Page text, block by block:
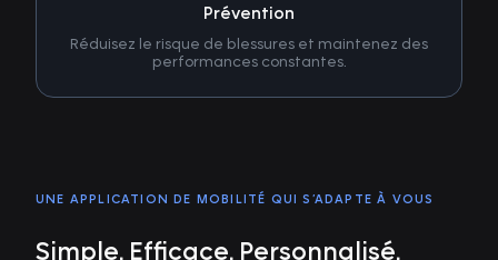
Prévention
Réduisez le risque de blessures et maintenez des
performances constantes.
UNE APPLICATION DE MOBILITÉ QUI S’ADAPTE À VOUS
Simple. Efficace. Personnalisé.